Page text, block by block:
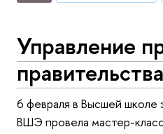
Управление
6 февраля в Высшей
ВШЭ провела мастер-